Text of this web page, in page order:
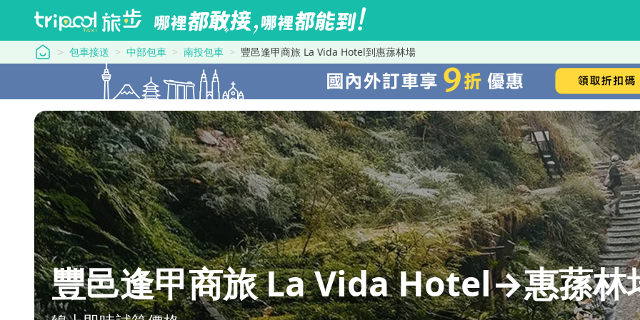
tripool 旅步
包車接送 中部包車 南投包車 豐邑逢甲商旅 La Vida Hotel到惠蓀林場
豐邑逢甲商旅 La Vida Hotel→惠蓀林